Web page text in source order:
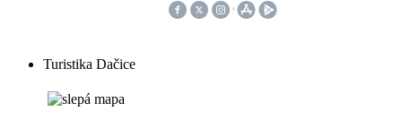
Turistika Dačice